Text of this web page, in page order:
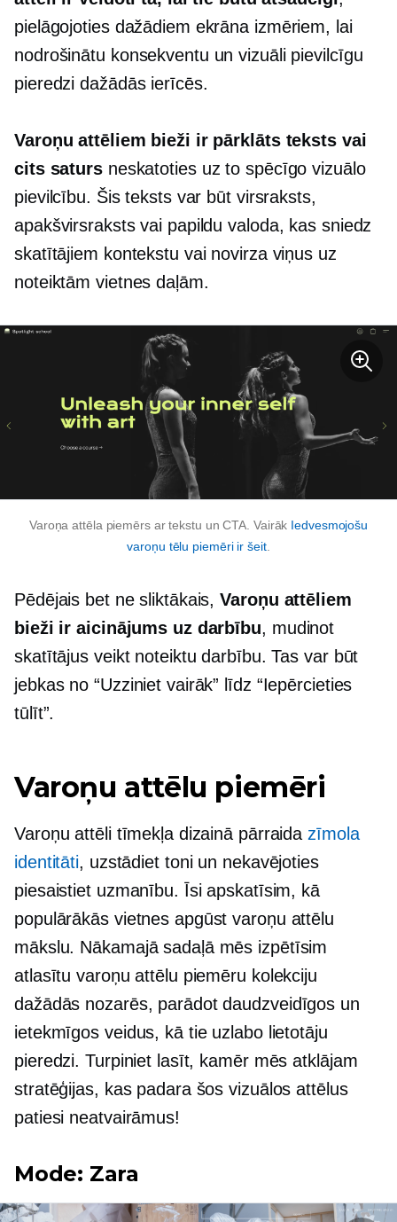
pielāgojoties dažādiem ekrāna izmēriem, lai
nodrošinātu konsekventu un vizuāli pievilcīgu
pieredzi dažādās ierīcēs.
Varoņu attēliem bieži ir pārklāts teksts vai
cits satursneskatoties uz to spēcīgo vizuālo
pievilcību. Šis teksts var būt virsraksts,
apakšvirsraksts vai papildu valoda, kas sniedz
skatītājiem kontekstu vai novirza viņus uz
noteiktām vietnes daļām.
Varoņa attēla piemērs ar tekstu un CTA. Vairāk Iedvesmojošu
varoņu tēlu piemēri ir šeit.
Pēdējais bet ne sliktākais,Varoņu attēliem
bieži ir aicinājums uz darbību, mudinot
skatītājus veikt noteiktu darbību. Tas var būt
jebkas no “Uzziniet vairāk” līdz “Iepērcieties
tūlīt”.
Varoņu attēlu piemēri
Varoņu attēli tīmekļa dizainā pārraida zīmola
identitāti, uzstādiet toni un nekavējoties
piesaistiet uzmanību. Īsi apskatīsim, kā
populārākās vietnes apgūst varoņu attēlu
mākslu. Nākamajā sadaļā mēs izpētīsim
atlasītu varoņu attēlu piemēru kolekciju
dažādās nozarēs, parādot daudzveidīgos un
ietekmīgos veidus, kā tie uzlabo lietotāju
pieredzi. Turpiniet lasīt, kamēr mēs atklājam
stratēģijas, kas padara šos vizuālos attēlus
patiesi neatvairāmus!
Mode: Zara